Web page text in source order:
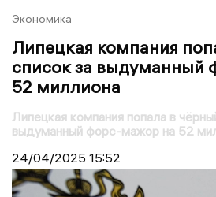
Экономика
Липецкая компания
список за выдуманный
52 миллиона
Липецкая компания попала в
выдуманный форс-мажор на 52
24/04/2025 15:52